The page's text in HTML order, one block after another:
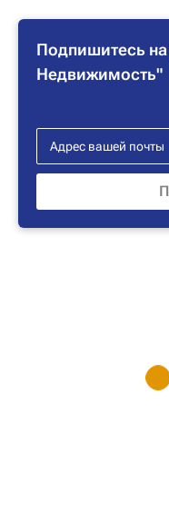
Подпишитесь
Недвижимость"